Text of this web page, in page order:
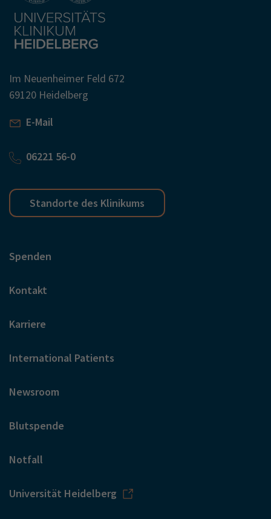
Im Neuenheimer Feld 672
69120 Heidelberg
E-Mail
06221 56-0
Standorte des Klinikums
Spenden
Kontakt
Karriere
International Patients
Newsroom
Blutspende
Notfall
Universität Heidelberg